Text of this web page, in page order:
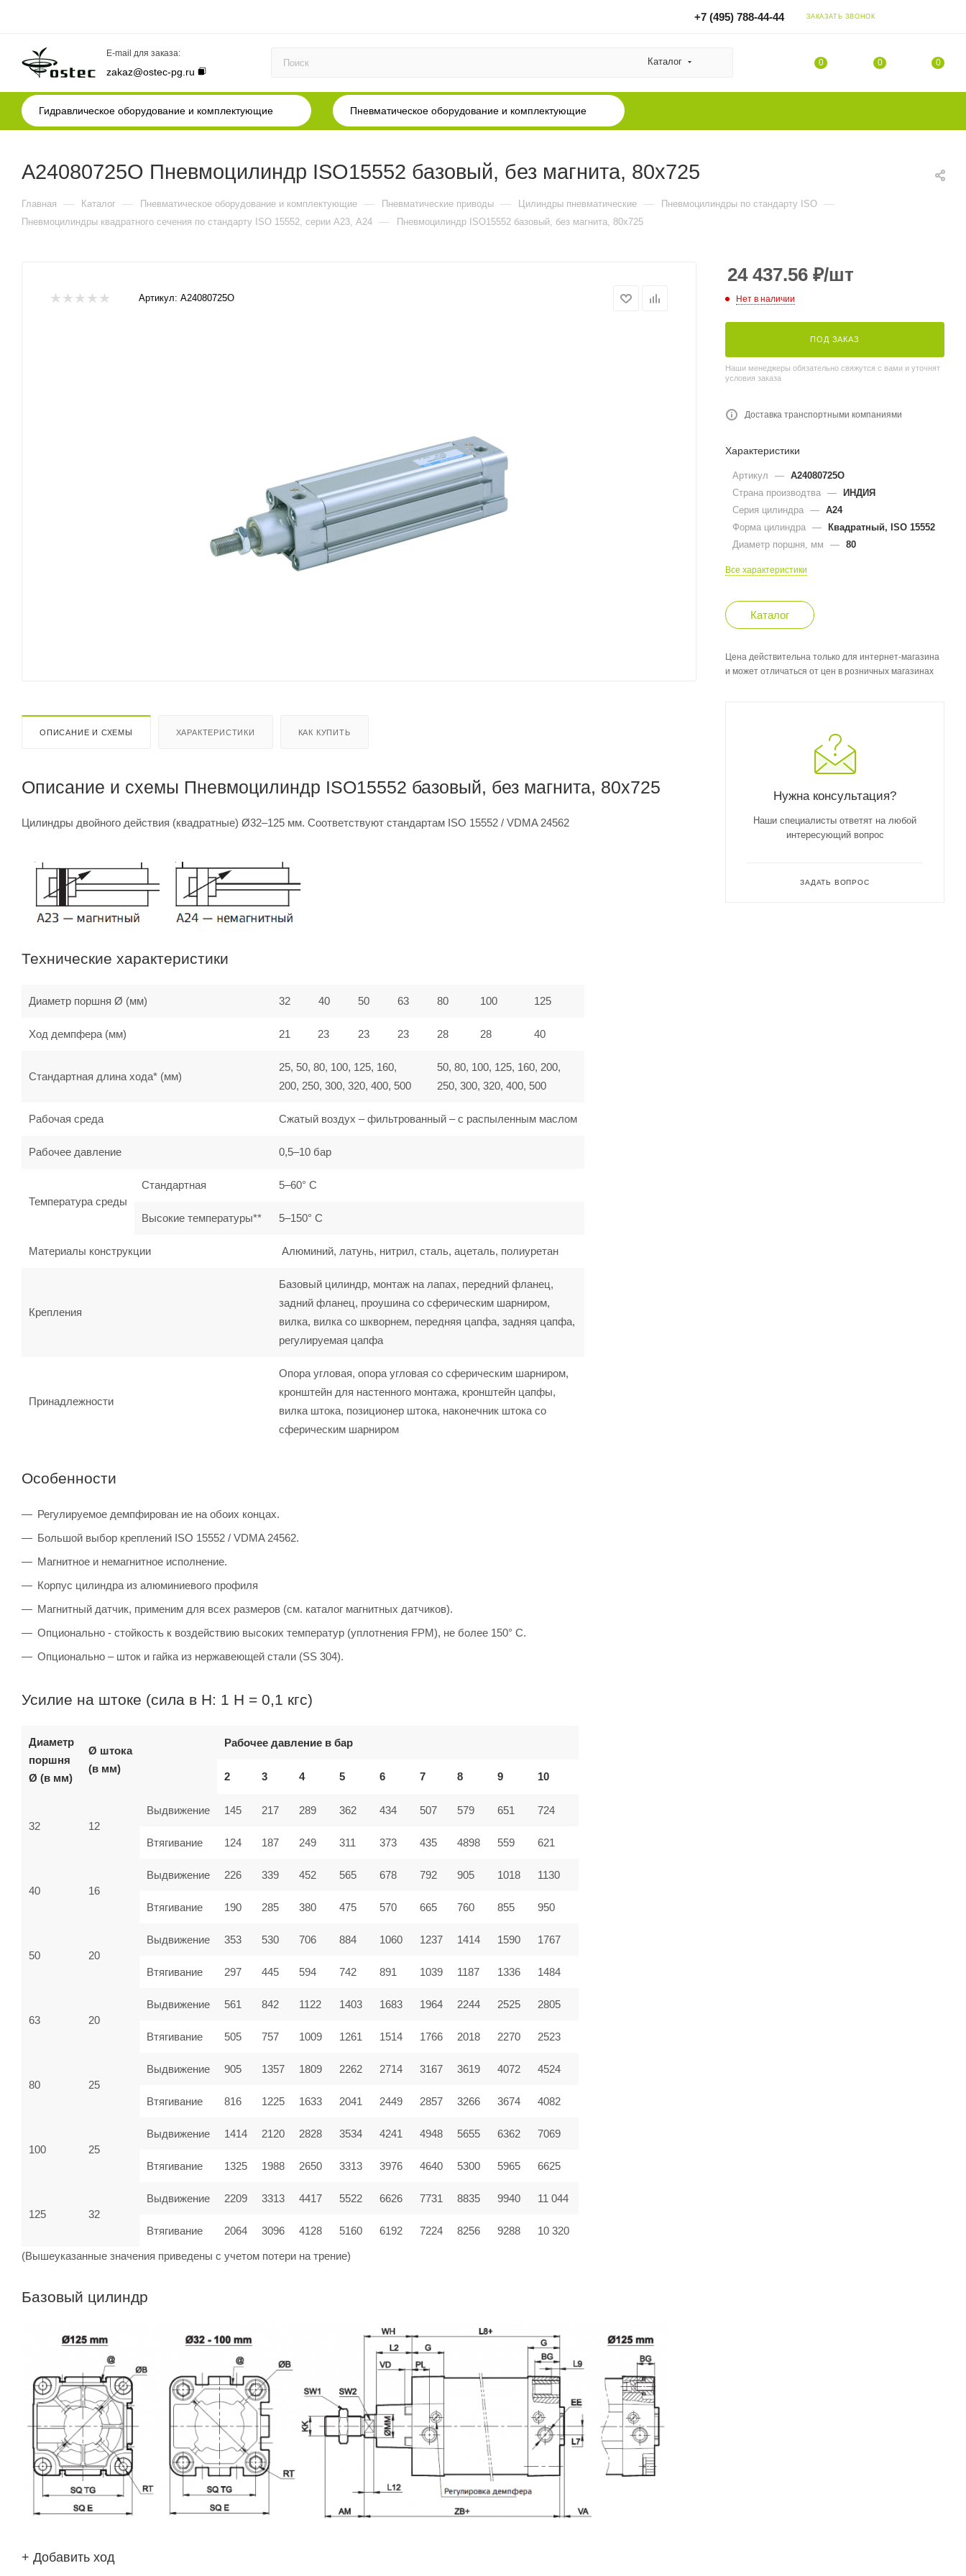
+7 (495) 788-44-44 ЗАКАЗАТЬ ЗВОНОК
E-mail для заказа:
zakaz@ostec-pg.ru
Каталог 0 0 0
Гидравлическое оборудование и комплектующие Пневматическое оборудование и комплектующие
A24080725O Пневмоцилиндр ISO15552 базовый, без магнита, 80x725
Главная — Каталог — Пневматическое оборудование и комплектующие — Пневматические приводы — Цилиндры пневматические — Пневмоцилиндры по стандарту ISO —
Пневмоцилиндры квадратного сечения по стандарту ISO 15552, серии А23, А24 — Пневмоцилиндр ISO15552 базовый, без магнита, 80x725
Артикул: A24080725O
ОПИСАНИЕ И СХЕМЫ ХАРАКТЕРИСТИКИ КАК КУПИТЬ
Описание и схемы Пневмоцилиндр ISO15552 базовый, без магнита, 80x725
Цилиндры двойного действия (квадратные) Ø32–125 мм. Соответствуют стандартам ISO 15552 / VDMA 24562
Технические характеристики
Диаметр поршня Ø (мм) 32 40 50 63 80 100 125
Ход демпфера (мм) 21 23 23 23 28 28 40
Стандартная длина хода* (мм)
25, 50, 80, 100, 125, 160,
200, 250, 300, 320, 400, 500
50, 80, 100, 125, 160, 200,
250, 300, 320, 400, 500
Рабочая среда Сжатый воздух – фильтрованный – с распыленным маслом
Рабочее давление 0,5–10 бар
Температура среды
Стандартная 5–60° C
Высокие температуры** 5–150° C
Материалы конструкции Алюминий, латунь, нитрил, сталь, ацеталь, полиуретан
Крепления
Базовый цилиндр, монтаж на лапах, передний фланец,
задний фланец, проушина со сферическим шарниром,
вилка, вилка со шкворнем, передняя цапфа, задняя цапфа,
регулируемая цапфа
Принадлежности
Опора угловая, опора угловая со сферическим шарниром,
кронштейн для настенного монтажа, кронштейн цапфы,
вилка штока, позиционер штока, наконечник штока со
сферическим шарниром
Особенности
Регулируемое демпфирован ие на обоих концах.
Большой выбор креплений ISO 15552 / VDMA 24562.
Магнитное и немагнитное исполнение.
Корпус цилиндра из алюминиевого профиля
Магнитный датчик, применим для всех размеров (см. каталог магнитных датчиков).
Опционально - стойкость к воздействию высоких температур (уплотнения FPM), не более 150° C.
Опционально – шток и гайка из нержавеющей стали (SS 304).
Усилие на штоке (сила в Н: 1 Н = 0,1 кгс)
Диаметр
поршня
Ø (в мм)
Ø штока
(в мм)
Рабочее давление в бар
2 3 4 5 6 7 8 9 10
32 12
Выдвижение 145 217 289 362 434 507 579 651 724
Втягивание 124 187 249 311 373 435 4898 559 621
40 16
Выдвижение 226 339 452 565 678 792 905 1018 1130
Втягивание 190 285 380 475 570 665 760 855 950
50 20
Выдвижение 353 530 706 884 1060 1237 1414 1590 1767
Втягивание 297 445 594 742 891 1039 1187 1336 1484
63 20
Выдвижение 561 842 1122 1403 1683 1964 2244 2525 2805
Втягивание 505 757 1009 1261 1514 1766 2018 2270 2523
80 25
Выдвижение 905 1357 1809 2262 2714 3167 3619 4072 4524
Втягивание 816 1225 1633 2041 2449 2857 3266 3674 4082
100 25
Выдвижение 1414 2120 2828 3534 4241 4948 5655 6362 7069
Втягивание 1325 1988 2650 3313 3976 4640 5300 5965 6625
125 32
Выдвижение 2209 3313 4417 5522 6626 7731 8835 9940 11 044
Втягивание 2064 3096 4128 5160 6192 7224 8256 9288 10 320
(Вышеуказанные значения приведены с учетом потери на трение)
Базовый цилиндр
+ Добавить ход
24 437.56 ₽/шт
Нет в наличии
ПОД ЗАКАЗ
Наши менеджеры обязательно свяжутся с вами и уточнят
условия заказа
Доставка транспортными компаниями
Характеристики
Артикул — A24080725O
Страна производтва — ИНДИЯ
Серия цилиндра — A24
Форма цилиндра — Квадратный, ISO 15552
Диаметр поршня, мм
— 80
Все характеристики
Каталог
Цена действительна только для интернет-магазина
и может отличаться от цен в розничных магазинах
Нужна консультация?
Наши специалисты ответят на любой
интересующий вопрос
ЗАДАТЬ ВОПРОС